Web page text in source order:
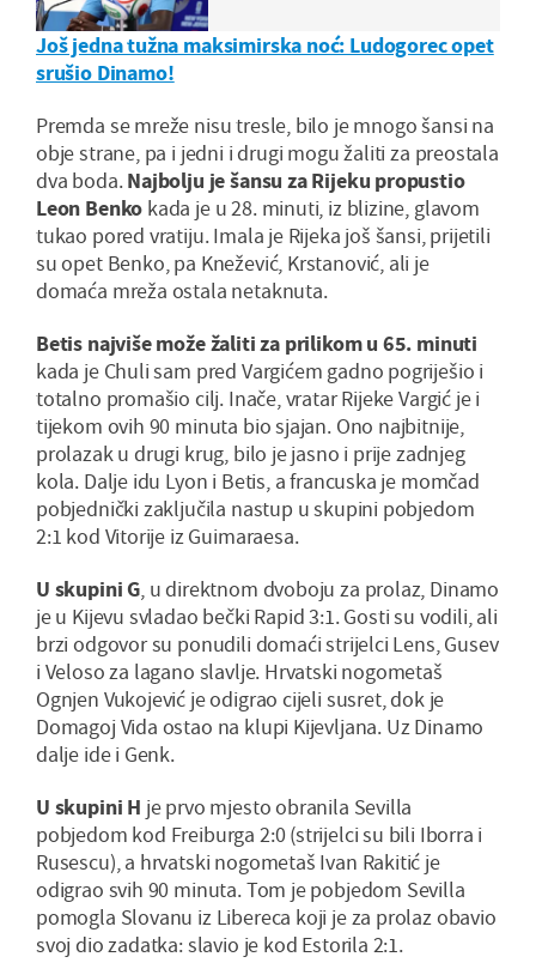
Još jedna tužna maksimirska noć: Ludogorec opet
srušio Dinamo!
Premda se mreže nisu tresle, bilo je mnogo šansi na
obje strane, pa i jedni i drugi mogu žaliti za preostala
dva boda.Najbolju je šansu za Rijeku propustio
Leon Benko kada je u 28. minuti, iz blizine, glavom
tukao pored vratiju. Imala je Rijeka još šansi, prijetili
su opet Benko, pa Knežević, Krstanović, ali je
domaća mreža ostala netaknuta.
Betis najviše može žaliti za prilikom u 65. minuti
kada je Chuli sam pred Vargićem gadno pogriješio i
totalno promašio cilj. Inače, vratar Rijeke Vargić je i
tijekom ovih 90 minuta bio sjajan. Ono najbitnije,
prolazak u drugi krug, bilo je jasno i prije zadnjeg
kola. Dalje idu Lyon i Betis, a francuska je momčad
pobjednički zaključila nastup u skupini pobjedom
2:1 kod Vitorije iz Guimaraesa.
U skupini G, u direktnom dvoboju za prolaz, Dinamo
je u Kijevu svladao bečki Rapid 3:1. Gosti su vodili, ali
brzi odgovor su ponudili domaći strijelci Lens, Gusev
i Veloso za lagano slavlje. Hrvatski nogometaš
Ognjen Vukojević je odigrao cijeli susret, dok je
Domagoj Vida ostao na klupi Kijevljana. Uz Dinamo
dalje ide i Genk.
U skupini H je prvo mjesto obranila Sevilla
pobjedom kod Freiburga 2:0 (strijelci su bili Iborra i
Rusescu), a hrvatski nogometaš Ivan Rakitić je
odigrao svih 90 minuta. Tom je pobjedom Sevilla
pomogla Slovanu iz Libereca koji je za prolaz obavio
svoj dio zadatka: slavio je kod Estorila 2:1.